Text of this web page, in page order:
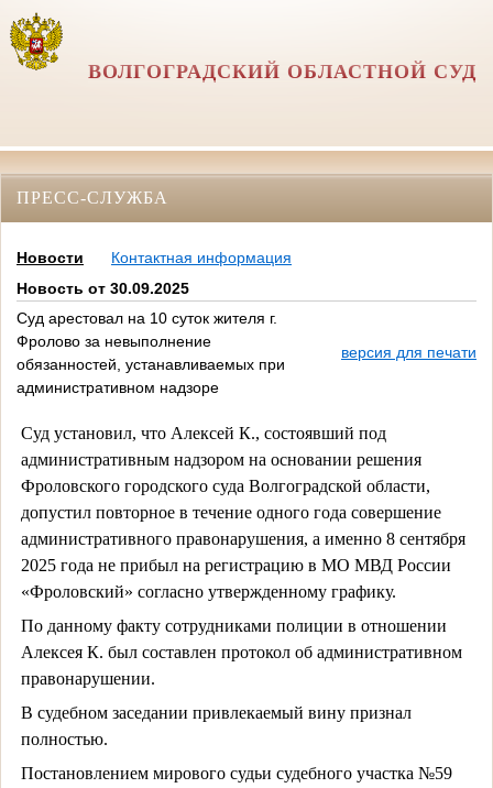
ВОЛГОГРАДСКИЙ ОБЛАСТНОЙ СУД
ПРЕСС-СЛУЖБА
Новости
Контактная информация
Новость от 30.09.2025
Суд арестовал на 10 суток жителя г.
Фролово за невыполнение
обязанностей, устанавливаемых при
административном надзоре
версия для печати
Суд установил, что Алексей К., состоявший под
административным надзором на основании решения
Фроловского городского суда Волгоградской области,
допустил повторное в течение одного года совершение
административного правонарушения, а именно 8 сентября
2025 года не прибыл на регистрацию в МО МВД России
«Фроловский» согласно утвержденному графику.
По данному факту сотрудниками полиции в отношении
Алексея К. был составлен протокол об административном
правонарушении.
В судебном заседании привлекаемый вину признал
полностью.
Постановлением мирового судьи судебного участка №59